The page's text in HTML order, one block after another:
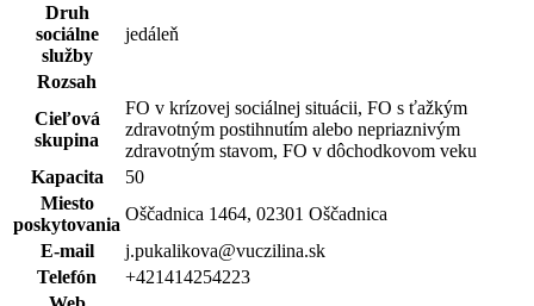
Druh
sociálne
služby
jedáleň
Rozsah
Cieľová
skupina
FO v krízovej sociálnej situácii, FO s ťažkým
zdravotným postihnutím alebo nepriaznivým
zdravotným stavom, FO v dôchodkovom veku
Kapacita
50
Miesto
poskytovania
Oščadnica 1464, 02301 Oščadnica
E-mail
j.pukalikova@vuczilina.sk
Telefón
+421414254223